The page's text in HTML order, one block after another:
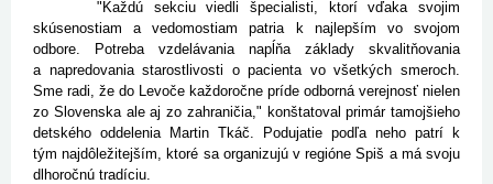
"Každú sekciu viedli špecialisti, ktorí vďaka svojim
skúsenostiam a vedomostiam patria k najlepším vo svojom
odbore. Potreba vzdelávania napĺňa základy skvalitňovania
a napredovania starostlivosti o pacienta vo všetkých smeroch.
Sme radi, že do Levoče každoročne príde odborná verejnosť nielen
zo Slovenska ale aj zo zahraničia," konštatoval primár tamojšieho
detského oddelenia Martin Tkáč. Podujatie podľa neho patrí k
tým najdôležitejším, ktoré sa organizujú v regióne Spiš a má svoju
dlhoročnú tradíciu.